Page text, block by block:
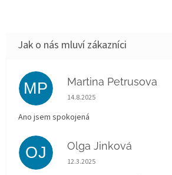
MP Martina Petrusova
Hodnocení obchodu je 5 z 5
14.8.2025
Ano jsem spokojená
OJ Olga Jinková
Hodnocení obchodu je 5 z 5
12.3.2025